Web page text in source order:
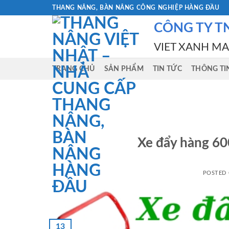
THANG NÂNG, BÀN NÂNG CÔNG NGHIỆP HÀNG ĐẦU
CÔNG TY
VIET XANH
TRANG CHỦ SẢN PHẨM TIN TỨC THÔNG
Xe đẩy hàng
13